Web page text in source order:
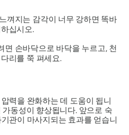
껴지는 감각이 너무 강하면 똑바
십시오.
면 손바닥으로 바닥을 누르고, 천
리를 쭉 펴세요.
력을 완화하는 데 도움이 됩니
동성이 향상됩니다. 앞으로 숙
관이 마사지되는 효과를 얻습니